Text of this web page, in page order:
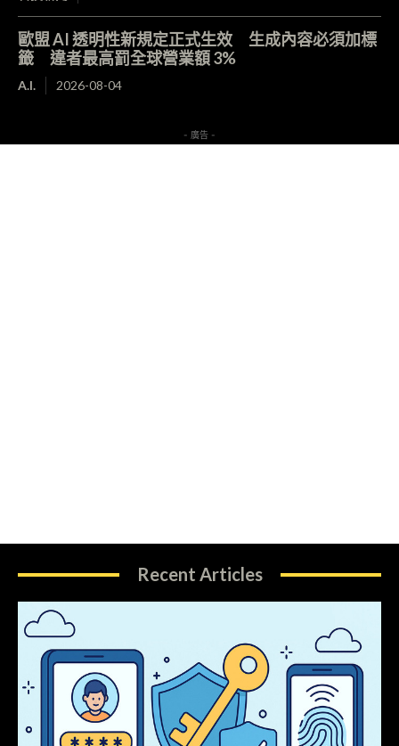
歐盟 AI 透明性新規定正式生效 生成內容必須加標
籤 違者最高罰全球營業額 3%
A.I. 2026-08-04
- 廣告 -
Recent Articles